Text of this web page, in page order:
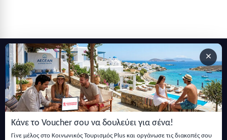
×
Κάνε το Voucher σου να δουλεύει για σένα!
Γίνε μέλος στο Κοινωνικός Τουρισμός Plus και οργάνωσε τις διακοπές σου
Εγγραφείτε στο newsletter μας
Μείνετε ενημερωμένοι με τις τελευταίες ειδήσεις, ανακοινώσεις
και άρθρα.